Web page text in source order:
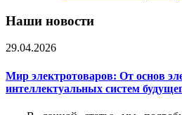
Наши новости
29.04.2026
Мир электротоваров: От основ
интеллектуальных систем